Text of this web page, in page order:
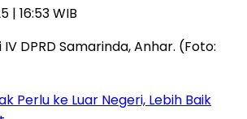
| 16:53 WIB
Perlu ke Luar Negeri, Lebih Baik